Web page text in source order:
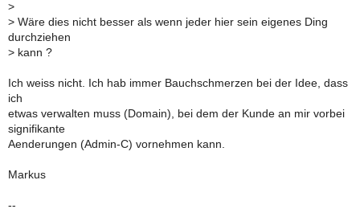
>
> Wäre dies nicht besser als wenn jeder hier sein eigenes Ding
durchziehen
> kann ?
Ich weiss nicht. Ich hab immer Bauchschmerzen bei der Idee, dass
ich
etwas verwalten muss (Domain), bei dem der Kunde an mir vorbei
signifikante
Aenderungen (Admin-C) vornehmen kann.
Markus
--